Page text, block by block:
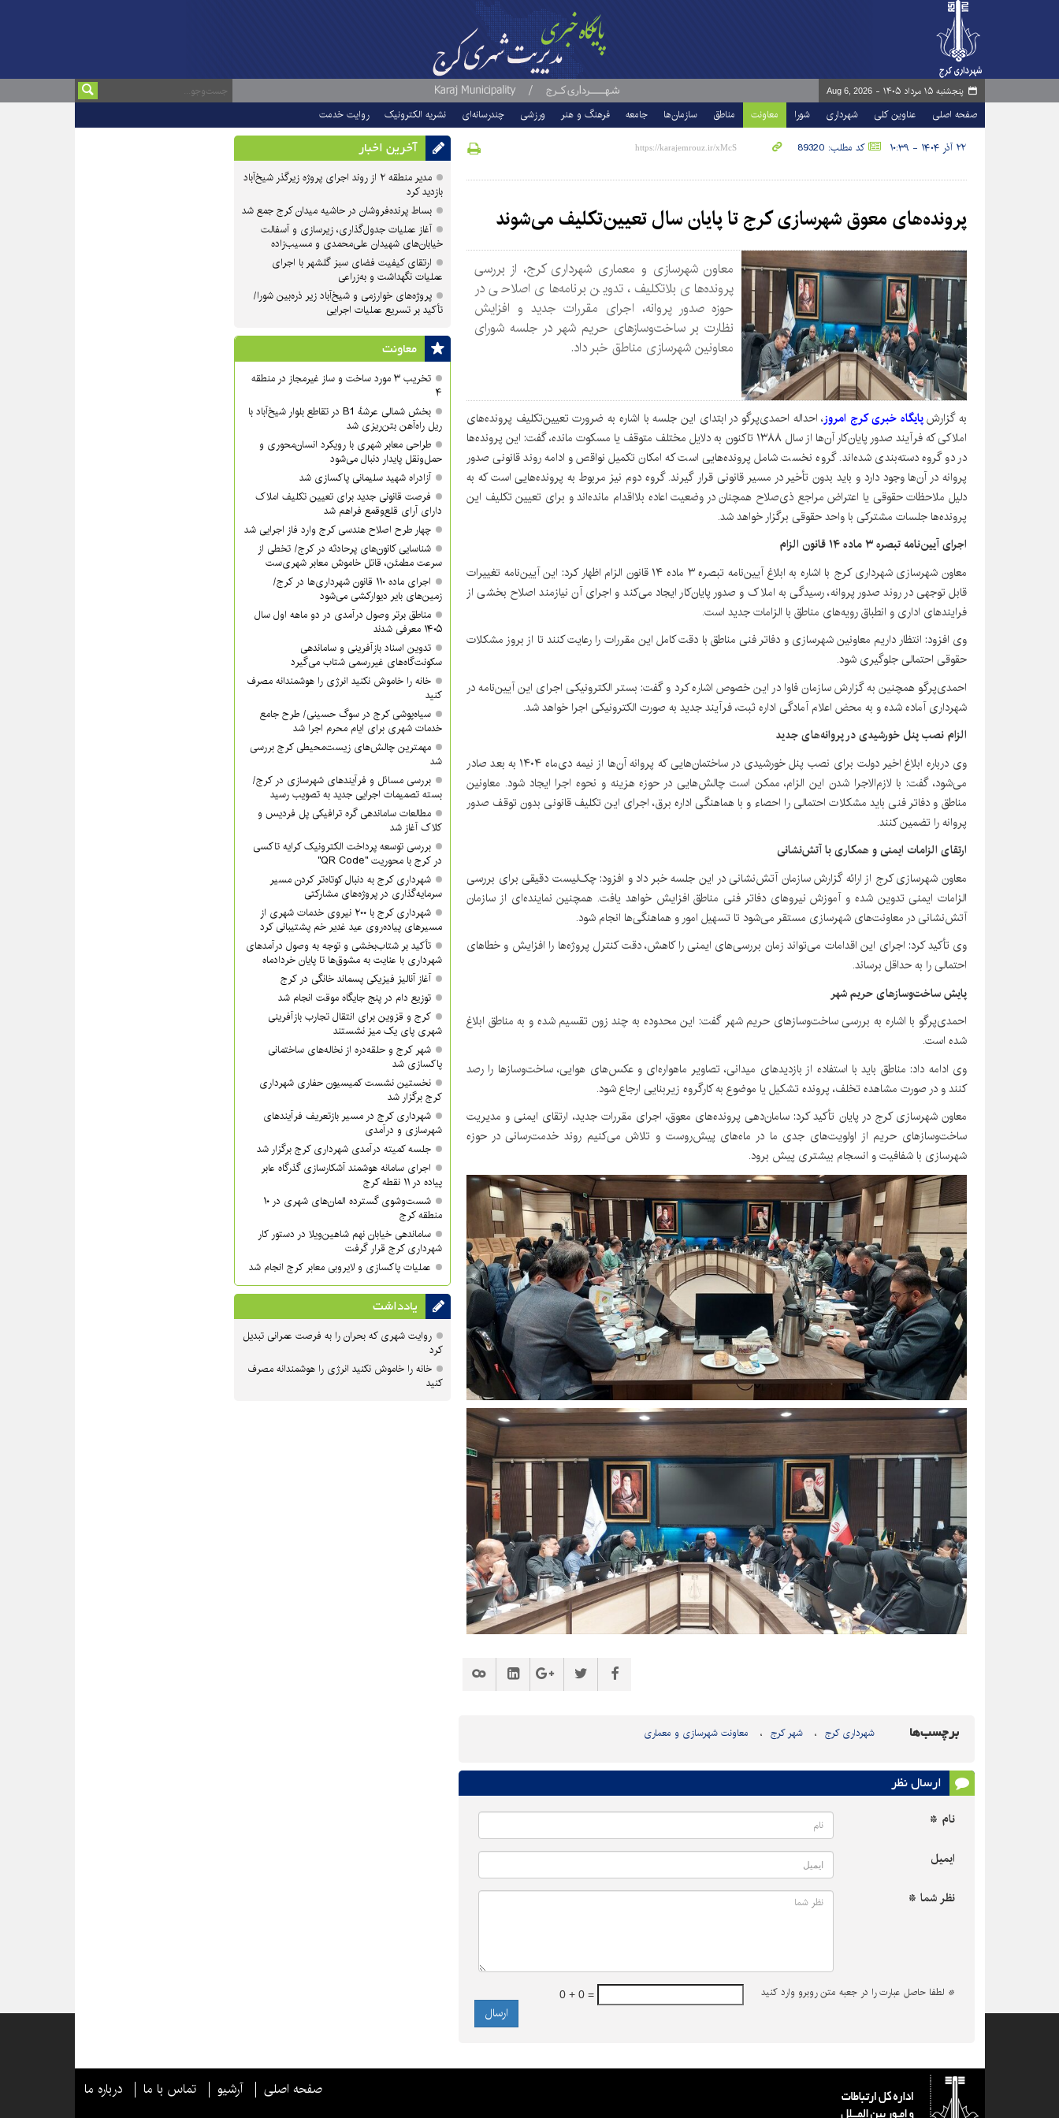
پنجشنبه ۱۵ مرداد ۱۴۰۵ - Aug 6, 2026
صفحه اصلی عناوین کلی شهرداری شورا معاونت مناطق سازمان‌ها جامعه فرهنگ و هنر ورزشی چندرسانه‌ای نشریه الکترونیک روایت خدمت
۲۲ آذر ۱۴۰۴ - ۱۰:۳۹ کد مطلب: 89320
پرونده‌های معوق شهرسازی کرج تا پایان سال تعیین‌تکلیف می‌شوند
معاون شهرسازی و معماری شهرداری کرج، از بررسی
پرونده‌های بلاتکلیف، تدوین برنامه‌های اصلاحی در
حوزه صدور پروانه، اجرای مقررات جدید و افزایش
نظارت بر ساخت‌وسازهای حریم شهر در جلسه شورای
معاونین شهرسازی مناطق خبر داد.
به گزارشپایگاه خبری کرج امروز، احداله احمدی‌پرگو در ابتدای این جلسه با اشاره به ضرورت تعیین‌تکلیف پرونده‌های
املاکی که فرآیند صدور پایان‌کار آن‌ها از سال ۱۳۸۸ تاکنون به دلایل مختلف متوقف یا مسکوت مانده، گفت: این پرونده‌ها
در دو گروه دسته‌بندی شده‌اند. گروه نخست شامل پرونده‌هایی است که امکان تکمیل نواقص و ادامه روند قانونی صدور
پروانه در آن‌ها وجود دارد و باید بدون تأخیر در مسیر قانونی قرار گیرند. گروه دوم نیز مربوط به پرونده‌هایی است که به
دلیل ملاحظات حقوقی یا اعتراض مراجع ذی‌صلاح همچنان در وضعیت اعاده بلااقدام مانده‌اند و برای تعیین تکلیف این
پرونده‌ها جلسات مشترکی با واحد حقوقی برگزار خواهد شد.
اجرای آیین‌نامه تبصره ۳ ماده ۱۴ قانون الزام
معاون شهرسازی شهرداری کرج با اشاره به ابلاغ آیین‌نامه تبصره ۳ ماده ۱۴ قانون الزام اظهار کرد: این آیین‌نامه تغییرات
قابل توجهی در روند صدور پروانه، رسیدگی به املاک و صدور پایان‌کار ایجاد می‌کند و اجرای آن نیازمند اصلاح بخشی از
فرایندهای اداری و انطباق رویه‌های مناطق با الزامات جدید است.
وی افزود: انتظار داریم معاونین شهرسازی و دفاتر فنی مناطق با دقت کامل این مقررات را رعایت کنند تا از بروز مشکلات
حقوقی احتمالی جلوگیری شود.
احمدی‌پرگو همچنین به گزارش سازمان فاوا در این خصوص اشاره کرد و گفت: بستر الکترونیکی اجرای این آیین‌نامه در
شهرداری آماده شده و به محض اعلام آمادگی اداره ثبت، فرآیند جدید به صورت الکترونیکی اجرا خواهد شد.
الزام نصب پنل خورشیدی در پروانه‌های جدید
وی درباره ابلاغ اخیر دولت برای نصب پنل خورشیدی در ساختمان‌هایی که پروانه آن‌ها از نیمه دی‌ماه ۱۴۰۴ به بعد صادر
می‌شود، گفت: با لازم‌الاجرا شدن این الزام، ممکن است چالش‌هایی در حوزه هزینه و نحوه اجرا ایجاد شود. معاونین
مناطق و دفاتر فنی باید مشکلات احتمالی را احصاء و با هماهنگی اداره برق، اجرای این تکلیف قانونی بدون توقف صدور
پروانه را تضمین کنند.
ارتقای الزامات ایمنی و همکاری با آتش‌نشانی
معاون شهرسازی کرج از ارائه گزارش سازمان آتش‌نشانی در این جلسه خبر داد و افزود: چک‌لیست دقیقی برای بررسی
الزامات ایمنی تدوین شده و آموزش نیروهای دفاتر فنی مناطق افزایش خواهد یافت. همچنین نماینده‌ای از سازمان
آتش‌نشانی در معاونت‌های شهرسازی مستقر می‌شود تا تسهیل امور و هماهنگی‌ها انجام شود.
وی تأکید کرد: اجرای این اقدامات می‌تواند زمان بررسی‌های ایمنی را کاهش، دقت کنترل پروژه‌ها را افزایش و خطاهای
احتمالی را به حداقل برساند.
پایش ساخت‌وسازهای حریم شهر
احمدی‌پرگو با اشاره به بررسی ساخت‌وسازهای حریم شهر گفت: این محدوده به چند زون تقسیم شده و به مناطق ابلاغ
شده است.
وی ادامه داد: مناطق باید با استفاده از بازدیدهای میدانی، تصاویر ماهواره‌ای و عکس‌های هوایی، ساخت‌وسازها را رصد
کنند و در صورت مشاهده تخلف، پرونده تشکیل یا موضوع به کارگروه زیربنایی ارجاع شود.
معاون شهرسازی کرج در پایان تأکید کرد: سامان‌دهی پرونده‌های معوق، اجرای مقررات جدید، ارتقای ایمنی و مدیریت
ساخت‌وسازهای حریم از اولویت‌های جدی ما در ماه‌های پیش‌روست و تلاش می‌کنیم روند خدمت‌رسانی در حوزه
شهرسازی با شفافیت و انسجام بیشتری پیش برود.
برچسب‌ها شهرداری کرج شهر کرج معاونت شهرسازی و معماری
ارسال نظر
نام *
ایمیل
نظر شما *
* لطفا حاصل عبارت را در جعبه متن روبرو وارد کنید 0 + 0 =
آخرین اخبار
مدیر منطقه ۲ از روند اجرای پروژه زیرگذر شیخ‌آباد
بازدید کرد
بساط پرنده‌فروشان در حاشیه میدان کرج جمع شد
آغاز عملیات جدول‌گذاری، زیرسازی و آسفالت
خیابان‌های شهیدان علی‌محمدی و مسیب‌زاده
ارتقای کیفیت فضای سبز گلشهر با اجرای
عملیات نگهداشت و به‌زراعی
پروژه‌های خوارزمی و شیخ‌آباد زیر ذره‌بین شورا/
تأکید بر تسریع عملیات اجرایی
معاونت
تخریب ۳ مورد ساخت و ساز غیرمجاز در منطقه
۴
بخش شمالی عرشهٔ B1 در تقاطع بلوار شیخ‌آباد با
ریل راه‌آهن بتن‌ریزی شد
طراحی معابر شهری با رویکرد انسان‌محوری و
حمل‌ونقل پایدار دنبال می‌شود
آزادراه شهید سلیمانی پاکسازی شد
فرصت قانونی جدید برای تعیین تکلیف املاک
دارای آرای قلع‌وقمع فراهم شد
چهار طرح اصلاح هندسی کرج وارد فاز اجرایی شد
شناسایی کانون‌های پرحادثه در کرج/ تخطی از
سرعت مطمئن، قاتل خاموش معابر شهری‌ست
اجرای ماده ۱۱۰ قانون شهرداری‌ها در کرج/
زمین‌های بایر دیوارکشی می‌شود
مناطق برتر وصول درآمدی در دو ماهه اول سال
۱۴۰۵ معرفی شدند
تدوین اسناد بازآفرینی و ساماندهی
سکونت‌گاه‌های غیررسمی شتاب می‌گیرد
خانه را خاموش نکنید انرژی را هوشمندانه مصرف
کنید
سیاه‌پوشی کرج در سوگ حسینی/ طرح جامع
خدمات شهری برای ایام محرم اجرا شد
مهمترین چالش‌های زیست‌محیطی کرج بررسی
شد
بررسی مسائل و فرآیندهای شهرسازی در کرج/
بسته تصمیمات اجرایی جدید به تصویب رسید
مطالعات ساماندهی گره ترافیکی پل فردیس و
کلاک آغاز شد
بررسی توسعه پرداخت الکترونیک کرایه تاکسی
در کرج با محوریت "QR Code"
شهرداری کرج به دنبال کوتاه‌تر کردن مسیر
سرمایه‌گذاری در پروژه‌های مشارکتی
شهرداری کرج با ۲۰۰ نیروی خدمات شهری از
مسیرهای پیاده‌روی عید غدیر خم پشتیبانی کرد
تأکید بر شتاب‌بخشی و توجه به وصول درآمدهای
شهرداری با عنایت به مشوق‌ها تا پایان خردادماه
آغاز آنالیز فیزیکی پسماند خانگی در کرج
توزیع دام در پنج جایگاه موقت انجام شد
کرج و قزوین برای انتقال تجارب بازآفرینی
شهری پای یک میز نشستند
شهر کرج و حلقه‌دره از نخاله‌های ساختمانی
پاکسازی شد
نخستین نشست کمیسیون حفاری شهرداری
کرج برگزار شد
شهرداری کرج در مسیر بازتعریف فرآیندهای
شهرسازی و درآمدی
جلسه کمیته درآمدی شهرداری کرج برگزار شد
اجرای سامانه هوشمند آشکارسازی گذرگاه عابر
پیاده در ۱۱ نقطه کرج
شست‌وشوی گسترده المان‌های شهری در ۱۰
منطقه کرج
ساماندهی خیابان نهم شاهین‌ویلا در دستور کار
شهرداری کرج قرار گرفت
عملیات پاکسازی و لایروبی معابر کرج انجام شد
یادداشت
روایت شهری که بحران را به فرصت عمرانی تبدیل
کرد
خانه را خاموش نکنید انرژی را هوشمندانه مصرف
کنید
صفحه اصلی آرشیو تماس با ما درباره ما